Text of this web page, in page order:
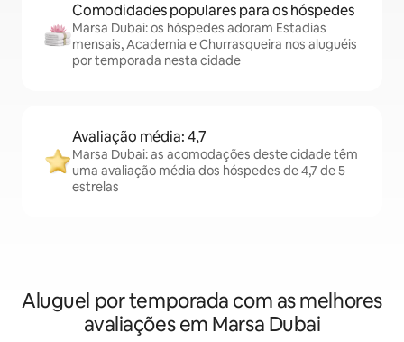
Comodidades populares para os hóspedes
Marsa Dubai: os hóspedes adoram Estadias
mensais, Academia e Churrasqueira nos aluguéis
por temporada nesta cidade
Avaliação média: 4,7
Marsa Dubai: as acomodações deste cidade têm
uma avaliação média dos hóspedes de 4,7 de 5
estrelas
Aluguel por temporada com as melhores
avaliações em Marsa Dubai